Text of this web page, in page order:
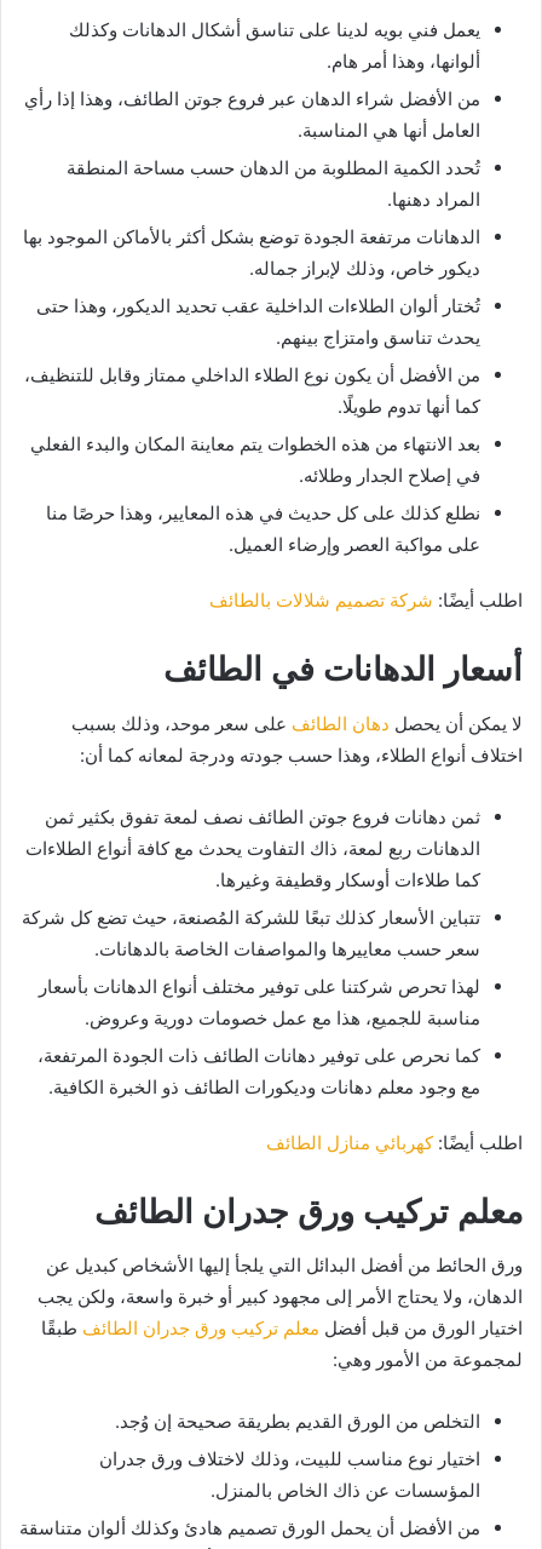
يعمل فني بويه لدينا على تناسق أشكال الدهانات وكذلك
ألوانها، وهذا أمر هام.
من الأفضل شراء الدهان عبر فروع جوتن الطائف، وهذا إذا رأي
العامل أنها هي المناسبة.
تُحدد الكمية المطلوبة من الدهان حسب مساحة المنطقة
المراد دهنها.
الدهانات مرتفعة الجودة توضع بشكل أكثر بالأماكن الموجود بها
ديكور خاص، وذلك لإبراز جماله.
تُختار ألوان الطلاءات الداخلية عقب تحديد الديكور، وهذا حتى
يحدث تناسق وامتزاج بينهم.
من الأفضل أن يكون نوع الطلاء الداخلي ممتاز وقابل للتنظيف،
كما أنها تدوم طويلًا.
بعد الانتهاء من هذه الخطوات يتم معاينة المكان والبدء الفعلي
في إصلاح الجدار وطلائه.
نطلع كذلك على كل حديث في هذه المعايير، وهذا حرصًا منا
على مواكبة العصر وإرضاء العميل.
اطلب أيضًا: شركة تصميم شلالات بالطائف
أسعار الدهانات في الطائف
لا يمكن أن يحصل دهان الطائف على سعر موحد، وذلك بسبب
اختلاف أنواع الطلاء، وهذا حسب جودته ودرجة لمعانه كما أن:
ثمن دهانات فروع جوتن الطائف نصف لمعة تفوق بكثير ثمن
الدهانات ربع لمعة، ذاك التفاوت يحدث مع كافة أنواع الطلاءات
كما طلاءات أوسكار وقطيفة وغيرها.
تتباين الأسعار كذلك تبعًا للشركة المُصنعة، حيث تضع كل شركة
سعر حسب معاييرها والمواصفات الخاصة بالدهانات.
لهذا تحرص شركتنا على توفير مختلف أنواع الدهانات بأسعار
مناسبة للجميع، هذا مع عمل خصومات دورية وعروض.
كما نحرص على توفير دهانات الطائف ذات الجودة المرتفعة،
مع وجود معلم دهانات وديكورات الطائف ذو الخبرة الكافية.
اطلب أيضًا:كهربائي منازل الطائف
معلم تركيب ورق جدران الطائف
ورق الحائط من أفضل البدائل التي يلجأ إليها الأشخاص كبديل عن
الدهان، ولا يحتاج الأمر إلى مجهود كبير أو خبرة واسعة، ولكن يجب
اختيار الورق من قبل أفضل معلم تركيب ورق جدران الطائف طبقًا
لمجموعة من الأمور وهي:
التخلص من الورق القديم بطريقة صحيحة إن وُجد.
اختيار نوع مناسب للبيت، وذلك لاختلاف ورق جدران
المؤسسات عن ذاك الخاص بالمنزل.
من الأفضل أن يحمل الورق تصميم هادئ وكذلك ألوان متناسقة